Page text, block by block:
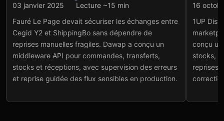
Intégration API
Fauré Le Page :
middleware API Cegid Y2
et ShippingBo
Voir le projet→
03 janvier 2025
Lecture ~15 min
Fauré Le Page devait sécuriser les échanges entre
Cegid Y2 et ShippingBo sans dépendre de
reprises manuelles fragiles. Dawap a conçu un
middleware API pour commandes, transferts,
stocks et réceptions, avec supervision des erreurs
et reprise guidée des flux sensibles en production.
16
1UP
conçu
stocks,
reprises